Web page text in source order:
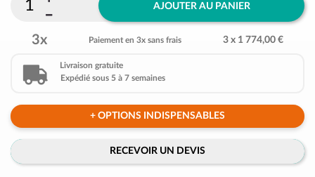
AJOUTER AU PANIER
3x Paiement en 3x sans frais 3 x 1 774,00 €
Livraison gratuite
Expédié sous 5 à 7 semaines
+ OPTIONS INDISPENSABLES
RECEVOIR UN DEVIS